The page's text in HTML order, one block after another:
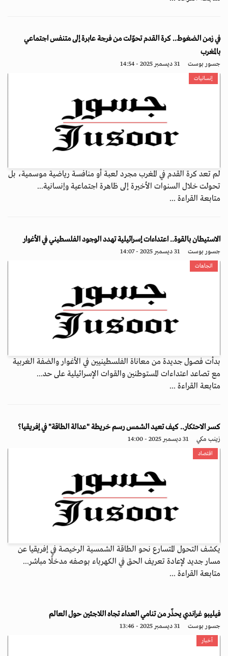
في زمن الضغوط.. كرة القدم تحوّلت من فرجة عابرة إلى متنفس اجتماعي
بالمغرب
جسور بوست 31 ديسمبر 2025 - 14:54
إنسانيات
لم تعد كرة القدم في المغرب مجرد لعبة أو منافسة رياضية موسمية، بل
تحولت خلال السنوات الأخيرة إلى ظاهرة اجتماعية وإنسانية...
متابعة القراءة ...
الاستيطان بالقوة.. اعتداءات إسرائيلية تهدد الوجود الفلسطيني في الأغوار
جسور بوست 31 ديسمبر 2025 - 14:07
اتجاهات
بدأت فصول جديدة من معاناة الفلسطينيين في الأغوار والضفة الغربية
مع تصاعد اعتداءات المستوطنين والقوات الإسرائيلية على حد...
متابعة القراءة ...
كسر الاحتكار.. كيف تعيد الشمس رسم خريطة "عدالة الطاقة" في إفريقيا؟
زينب مكي 31 ديسمبر 2025 - 14:00
اقتصاد
يكشف التحول المتسارع نحو الطاقة الشمسية الرخيصة في إفريقيا عن
مسار جديد لإعادة تعريف الحق في الكهرباء بوصفه مدخلًا مباشر...
متابعة القراءة ...
فيليبو غراندي يحذّر من تنامي العداء تجاه اللاجئين حول العالم
جسور بوست 31 ديسمبر 2025 - 13:46
أخبار